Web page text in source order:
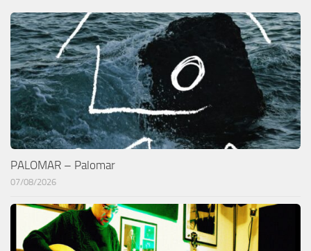
PALOMAR – Palomar
07/08/2026